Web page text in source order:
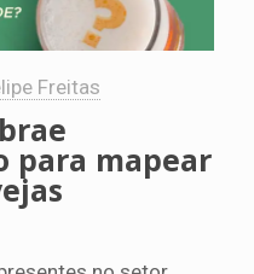
Freitas
para mapear